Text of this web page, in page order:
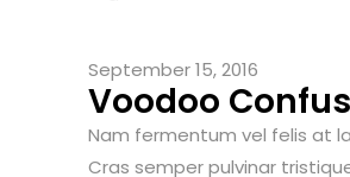
September 15, 2016
Voodoo
Nam fermentum vel felis at
Cras semper pulvinar